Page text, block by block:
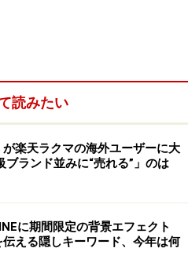
」と「Googleカレンダ
スケジュール管理アプリと
ケジュール 共有」でネット
トで紹介されています。それ
す。
読みたい
が楽天ラクマの海外ユーザーに大
ブランド並みに“売れる”」のは
に期間限定の背景エフェクト
える隠しキーワード、今年は何